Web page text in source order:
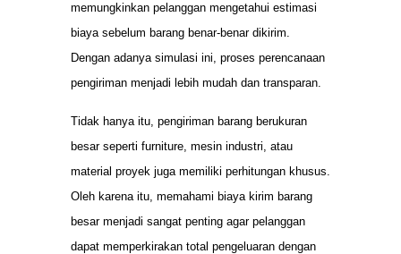
memungkinkan pelanggan mengetahui estimasi
biaya sebelum barang benar-benar dikirim.
Dengan adanya simulasi ini, proses perencanaan
pengiriman menjadi lebih mudah dan transparan.
Tidak hanya itu, pengiriman barang berukuran
besar seperti furniture, mesin industri, atau
material proyek juga memiliki perhitungan khusus.
Oleh karena itu, memahami biaya kirim barang
besar menjadi sangat penting agar pelanggan
dapat memperkirakan total pengeluaran dengan